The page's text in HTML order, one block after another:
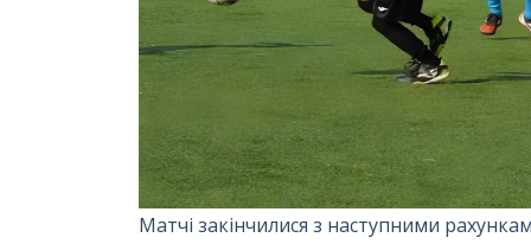
Матчі закінчилися з наступними